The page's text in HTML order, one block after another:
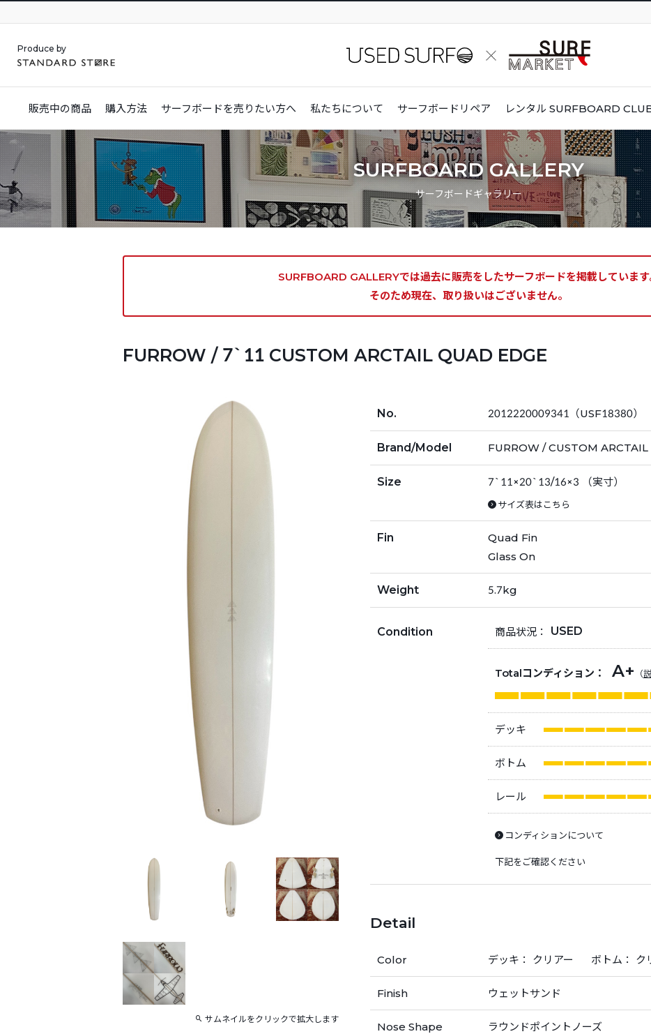
Produce by
販売中の商品 購入方法 サーフボードを売りたい方へ 私たちについて サーフボードリペア レンタル SURFBOARD
SURFBOARD GALLERY
サーフボードギャラリー
SURFBOARD GALLERYでは過去に販売をしたサーフボードを掲載しています
そのため現在、取り扱いはございません。
FURROW / 7`11 CUSTOM ARCTAIL QUAD EDGE
サムネイルをクリックで拡大します
No. 2012220009341（USF18380）
Brand/Model FURROW / CUSTOM
Size 7`11×20`13/16×3 （実寸）
サイズ表はこちら
Fin
Quad Fin
Glass On
Weight 5.7kg
Condition 商品状況： USED
Totalコンディション： A+ （
デッキ
ボトム
レール
コンディションについて
下記をご確認ください
Detail
Color デッキ： クリアー ボトム： ク
Finish ウェットサンド
Nose Shape ラウンドポイントノーズ